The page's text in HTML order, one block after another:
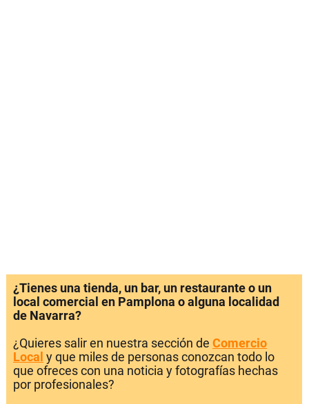
¿Tienes una tienda, un bar, un restaurante o un
local comercial en Pamplona o alguna localidad
de Navarra?
¿Quieres salir en nuestra sección de Comercio
Local y que miles de personas conozcan todo lo
que ofreces con una noticia y fotografías hechas
por profesionales?